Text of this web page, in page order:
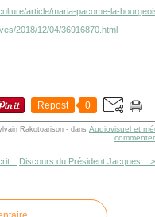
article/maria-pacome-la-
2018/12/04/36916870.html
Repost 0
Rakotoarison - dans Audiovisuel et
Discours du Président Jacques...